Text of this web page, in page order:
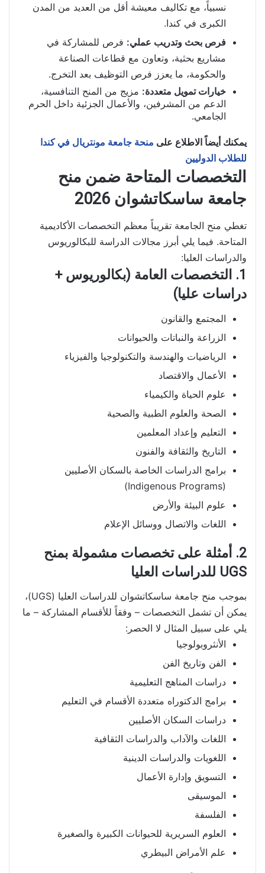
نسبياً، مع تكاليف معيشة أقل من العديد من المدن
الكبرى في كندا.
فرص بحث وتدريب عملي: فرص للمشاركة في
مشاريع بحثية، وتعاون مع قطاعات الصناعة
والحكومة، ما يعزز فرص التوظيف بعد التخرج.
خيارات تمويل متعددة: مزيج من المنح التنافسية،
الدعم من المشرفين، والأعمال الجزئية داخل الحرم
الجامعي.
يمكنك أيضاً الاطلاع على منحة جامعة مونتريال في كندا
للطلاب الدوليين
التخصصات المتاحة ضمن منح
جامعة ساسكاتشوان 2026
تغطي منح الجامعة تقريباً معظم التخصصات الأكاديمية
المتاحة. فيما يلي أبرز مجالات الدراسة للبكالوريوس
والدراسات العليا:
1. التخصصات العامة (بكالوريوس +
دراسات عليا)
المجتمع والقانون
الزراعة والنباتات والحيوانات
الرياضيات والهندسة والتكنولوجيا والفيزياء
الأعمال والاقتصاد
علوم الحياة والكيمياء
الصحة والعلوم الطبية والصحية
التعليم وإعداد المعلمين
التاريخ والثقافة والفنون
برامج الدراسات الخاصة بالسكان الأصليين
(Indigenous Programs)
علوم البيئة والأرض
اللغات والاتصال ووسائل الإعلام
2. أمثلة على تخصصات مشمولة بمنح
UGS للدراسات العليا
بموجب منح جامعة ساسكاتشوان للدراسات العليا (UGS)،
يمكن أن تشمل التخصصات – وفقاً للأقسام المشاركة – ما
يلي على سبيل المثال لا الحصر:
الأنثروبولوجيا
الفن وتاريخ الفن
دراسات المناهج التعليمية
برامج الدكتوراه متعددة الأقسام في التعليم
دراسات السكان الأصليين
اللغات والآداب والدراسات الثقافية
اللغويات والدراسات الدينية
التسويق وإدارة الأعمال
الموسيقى
الفلسفة
العلوم السريرية للحيوانات الكبيرة والصغيرة
علم الأمراض البيطري